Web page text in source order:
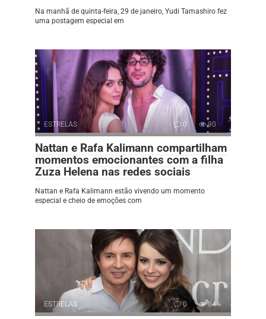
Na manhã de quinta-feira, 29 de janeiro, Yudi Tamashiro fez
uma postagem especial em
ESTRELAS 0 90
Nattan e Rafa Kalimann compartilham
momentos emocionantes com a filha
Zuza Helena nas redes sociais
Nattan e Rafa Kalimann estão vivendo um momento
especial e cheio de emoções com
ESTRELAS 0 84